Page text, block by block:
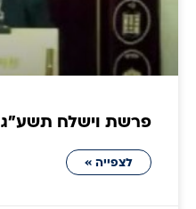
פרשת וישלח תשע״ג
לצפייה »